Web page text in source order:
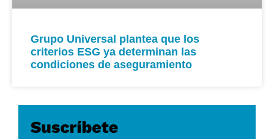
Grupo Universal plantea que los
criterios ESG ya determinan las
condiciones de aseguramiento